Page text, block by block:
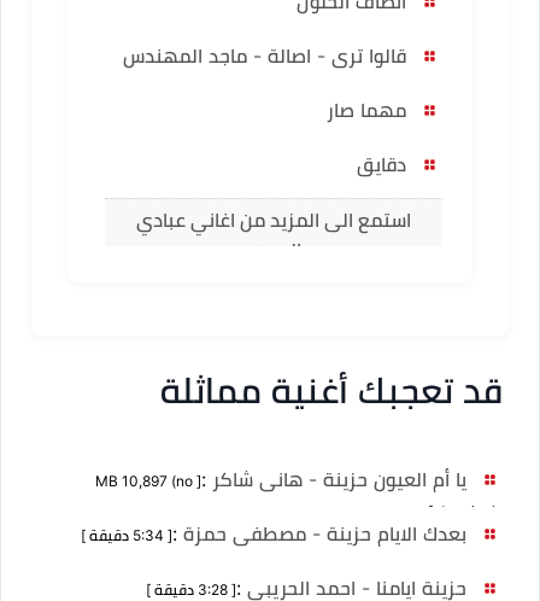
قالوا ترى - اصالة - ماجد المهندس
مهما صار
دقايق
استمع الى المزيد من اغاني عبادي
الجوهر
قد تعجبك أغنية مماثلة
يا أم العيون حزينة - هانى شاكر :
[ MB 10,897 (no
duration) ]
بعدك الايام حزينة - مصطفى حمزة :[ 5:34 دقيقة ]
حزينة ايامنا - احمد الحريبي :[ 3:28 دقيقة ]